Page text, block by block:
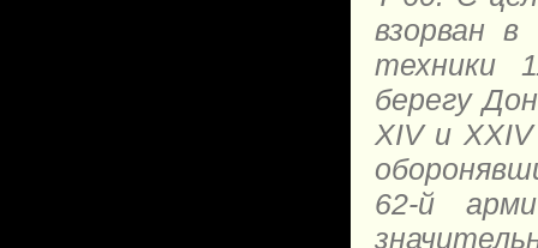
взорван
техники
берегу
XIV и
62-й